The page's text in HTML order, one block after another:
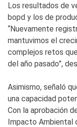
Los resultados de
bopd y los de
“Nuevamente
mantuvimos el
complejos retos
del año pasado”,
Asimismo, señaló
una capacidad
Con la aprobación
Impacto Ambiental